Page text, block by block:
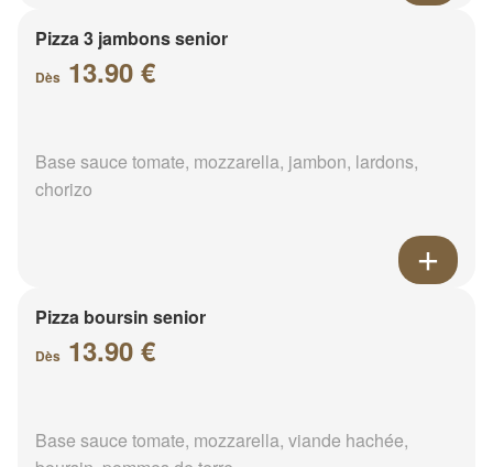
Pizza 3 jambons senior
Dès 13.90 €
Base sauce tomate, mozzarella, jambon, lardons,
chorizo
Pizza boursin senior
Dès 13.90 €
Base sauce tomate, mozzarella, viande hachée,